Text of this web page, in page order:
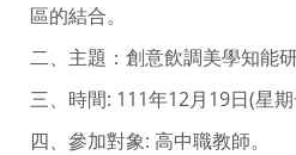
區的結合。
二、主題：創意飲調美學知能研
三、時間: 111年12月19日(星期
四、參加對象: 高中職教師。